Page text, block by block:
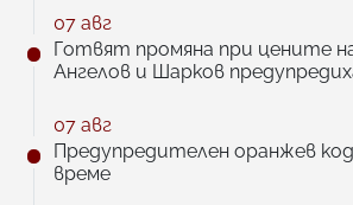
07 авг
Готвят промяна при цените
Ангелов и Шарков
07 авг
Предупредителен оранжев
време